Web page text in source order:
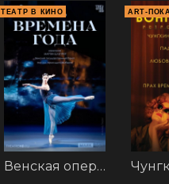
ТЕАТР В КИНО
Венская опера: Времена года
ART-